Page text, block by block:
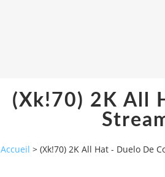
(Xk!70) 2K All
Accueil > (Xk!70) 2K All Hat - Duelo De